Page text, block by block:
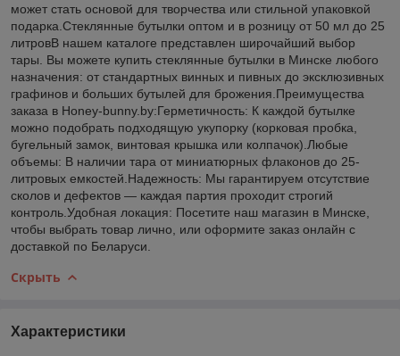
может стать основой для творчества или стильной упаковкой
подарка.Стеклянные бутылки оптом и в розницу от 50 мл до 25
литровВ нашем каталоге представлен широчайший выбор
тары. Вы можете купить стеклянные бутылки в Минске любого
назначения: от стандартных винных и пивных до эксклюзивных
графинов и больших бутылей для брожения.Преимущества
заказа в Honey-bunny.by:Герметичность: К каждой бутылке
можно подобрать подходящую укупорку (корковая пробка,
бугельный замок, винтовая крышка или колпачок).Любые
объемы: В наличии тара от миниатюрных флаконов до 25-
литровых емкостей.Надежность: Мы гарантируем отсутствие
сколов и дефектов — каждая партия проходит строгий
контроль.Удобная локация: Посетите наш магазин в Минске,
чтобы выбрать товар лично, или оформите заказ онлайн с
доставкой по Беларуси.
Скрыть
Характеристики